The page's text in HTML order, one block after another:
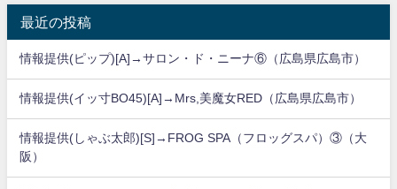
最近の投稿
情報提供(ピップ)[A]→サロン・ド・ニーナ⑥（広島県広島市）
情報提供(イッ寸BO45)[A]→Mrs,美魔女RED（広島県広島市）
情報提供(しゃぶ太郎)[S]→FROG SPA（フロッグスパ）③（大
阪）